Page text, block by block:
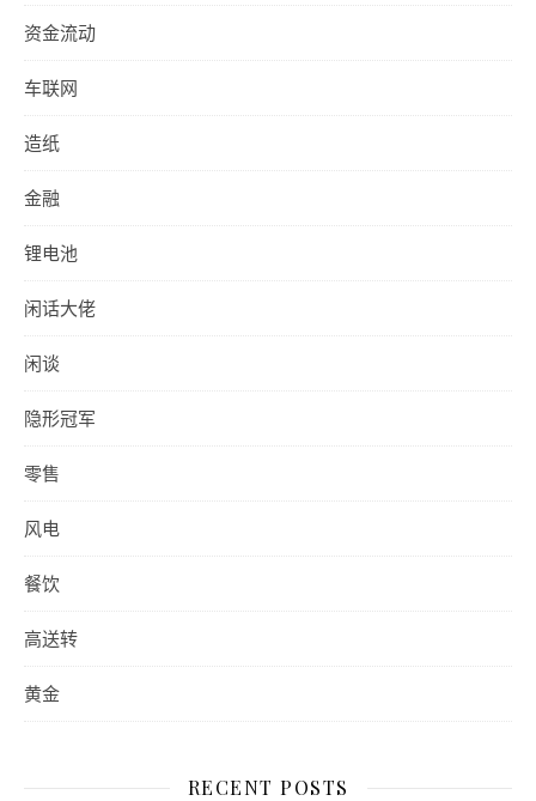
资金流动
车联网
造纸
金融
锂电池
闲话大佬
闲谈
隐形冠军
零售
风电
餐饮
高送转
黄金
RECENT POSTS